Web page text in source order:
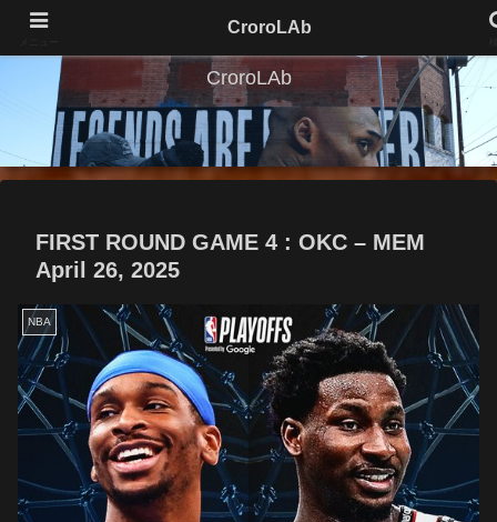
CroroLAb
FIRST ROUND GAME 4 : OKC – MEM
April 26, 2025
NBA
CroroLAb